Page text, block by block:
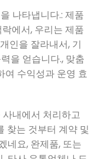
나타냅니다.: 제품
에서, 우리는 제품
인을 잘라내서, 기
을 얻습니다., 맞춤
여 수익성과 운영 효
내에서 처리하고
찾는 것부터 계약 및
네요, 완제품, 또는